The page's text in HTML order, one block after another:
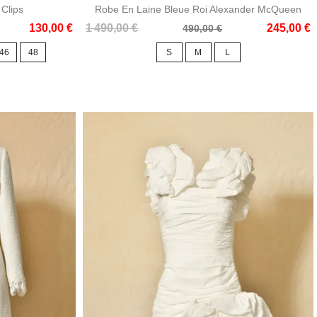
130,00 €
46 48
Robe En Laine Bleue Roi Alexander McQueen
1 490,00 €
Prix
490,00 € 245,00 €
Prix
S M L